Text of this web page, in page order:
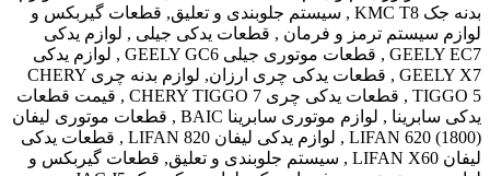
بدنه جک KMC T8 , سیستم جلوبندی و تعلیق, قطعات گیربکس و
لوازم سیستم ترمز و فرمان , قطعات یدکی جیلی , لوازم یدکی
GEELY EC7 , قطعات موتوری جیلی GEELY GC6 , لوازم یدکی
GEELY X7 , قطعات یدکی چری ارزان, لوازم بدنه چری CHERY
TIGGO 5 , قطعات یدکی چری CHERY TIGGO 7 , قیمت قطعات
یدکی سابرینا , لوازم موتوری سابرینا BAIC , قطعات موتوری لیفان
LIFAN 620 (1800) , لوازم یدکی لیفان LIFAN 820 , قطعات یدکی
لیفان LIFAN X60 , سیستم جلوبندی و تعلیق, قطعات گیربکس و